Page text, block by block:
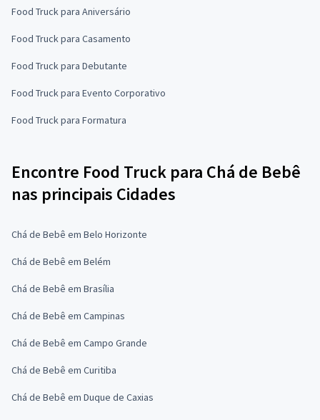
Food Truck para Aniversário
Food Truck para Casamento
Food Truck para Debutante
Food Truck para Evento Corporativo
Food Truck para Formatura
Encontre Food Truck para Chá de Bebê
nas principais Cidades
Chá de Bebê em Belo Horizonte
Chá de Bebê em Belém
Chá de Bebê em Brasília
Chá de Bebê em Campinas
Chá de Bebê em Campo Grande
Chá de Bebê em Curitiba
Chá de Bebê em Duque de Caxias